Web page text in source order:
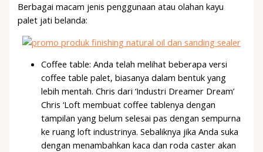
Berbagai macam jenis penggunaan atau olahan kayu
palet jati belanda:
Coffee table: Anda telah melihat beberapa versi
coffee table palet, biasanya dalam bentuk yang
lebih mentah. Chris dari ‘Industri Dreamer Dream’
Chris ‘Loft membuat coffee tablenya dengan
tampilan yang belum selesai pas dengan sempurna
ke ruang loft industrinya. Sebaliknya jika Anda suka
dengan menambahkan kaca dan roda caster akan